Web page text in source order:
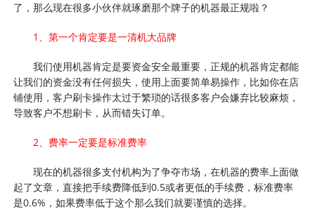
了，那么现在很多小伙伴就琢磨那个牌子的机器最正规啦？
1、第一个肯定要是一清机大品牌
我们使用机器肯定是要资金安全最重要，正规的机器肯定都能
让我们的资金没有任何损失，使用上面要简单易操作，比如你在店
铺使用，客户刷卡操作太过于繁琐的话很多客户会嫌弃比较麻烦，
导致客户不想刷卡，从而错失订单。
2、费率一定要是标准费率
现在的机器很多支付机构为了争夺市场，在机器的费率上面做
起了文章，直接把手续费降低到0.5或者更低的手续费，标准费率
是0.6%，如果费率低于这个那么我们就要谨慎的选择。